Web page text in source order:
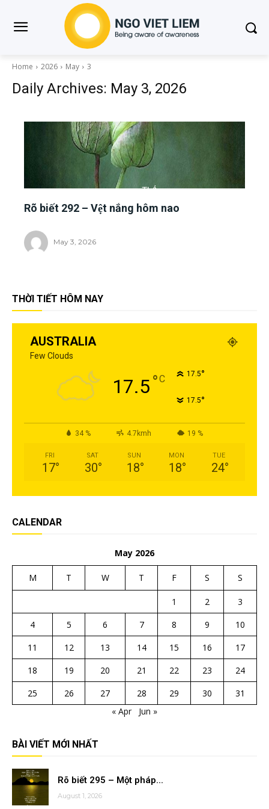
Home 2026 May 3
Daily Archives: May 3, 2026
Rõ biết 292 – Vệt nắng hôm nao
May 3, 2026
THỜI TIẾT HÔM NAY
AUSTRALIA
Few Clouds
17.5°C 17.5°
17.5°
34 % 4.7kmh 19 %
FRI
17°
SAT
30°
SUN
18°
MON
18°
TUE
24°
CALENDAR
May 2026
M T W T F S S
1 2
3
4
5 6 7 8 9
10
11
12 13 14 15 16
17
18
19 20 21 22 23
24
25
26 27 28 29 30
31
« Apr
Jun »
BÀI VIẾT MỚI NHẤT
Rõ biết 295 – Một pháp...
August 1, 2026